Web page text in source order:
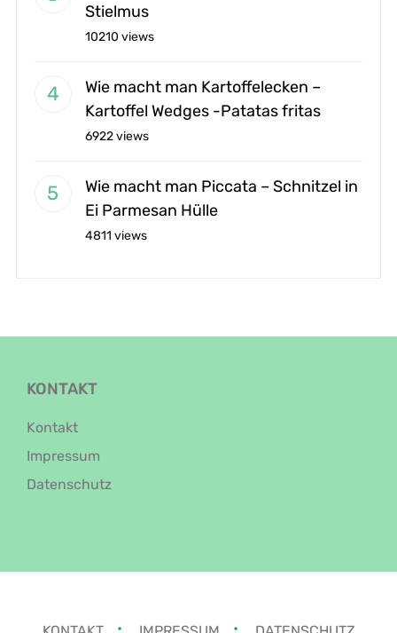
Stielmus
10210 views
Wie macht man Kartoffelecken –
Kartoffel Wedges -Patatas fritas
6922 views
Wie macht man Piccata – Schnitzel in
Ei Parmesan Hülle
4811 views
KONTAKT
Kontakt
Impressum
Datenschutz